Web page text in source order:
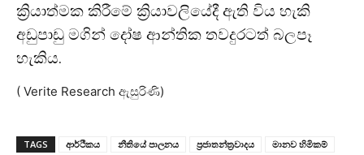
ක්‍රියාත්මක කිරීමේ ක්‍රියාවලියේදී ඇති විය හැකි
අඩුපාඩු මගින් දෝෂ ආන්තික තවදුරටත් බලපෑ
හැකිය.
( Verite Research ඇසුරිණි)
TAGS ආර්ථිකය නීතියේ පාලනය ප්‍රජාතන්ත්‍රවාදය
මානව හිමිකම්